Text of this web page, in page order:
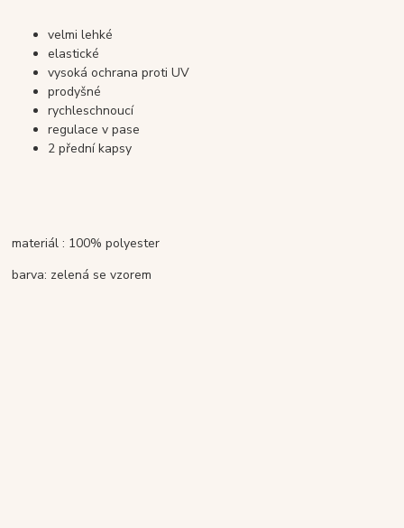
velmi lehké
elastické
vysoká ochrana proti UV
prodyšné
rychleschnoucí
regulace v pase
2 přední kapsy
materiál : 100% polyester
barva: zelená se vzorem